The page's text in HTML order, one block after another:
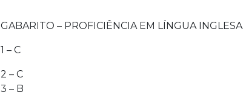
GABARITO – PROFICIÊNCIA EM LÍNGUA INGLESA
1 – C
2 – C
3 – B